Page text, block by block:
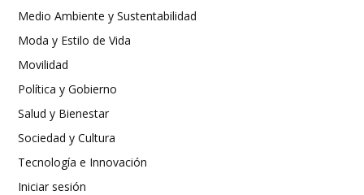
Medio Ambiente y Sustentabilidad
Moda y Estilo de Vida
Movilidad
Política y Gobierno
Salud y Bienestar
Sociedad y Cultura
Tecnología e Innovación
Iniciar sesión